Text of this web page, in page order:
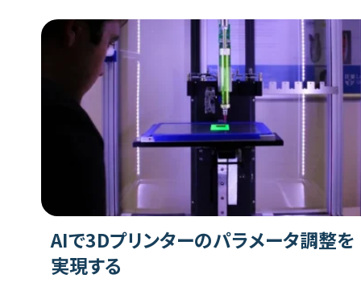
AIで3Dプリンターのパラメータ調整を
実現する